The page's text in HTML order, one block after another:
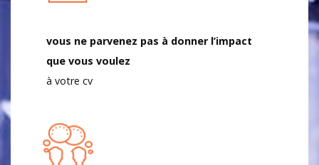
vous ne parvenez pas à donner l’impact
que vous voulez
à votre cv